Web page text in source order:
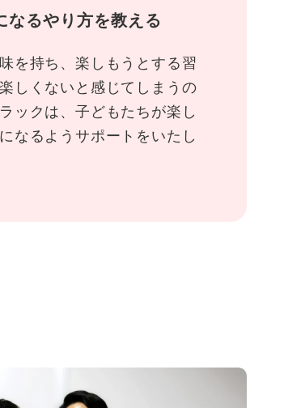
なるやり方を教える
を持ち、楽しもうとする習
しくないと感じてしまうの
ックは、子どもたちが楽し
なるようサポートをいたし